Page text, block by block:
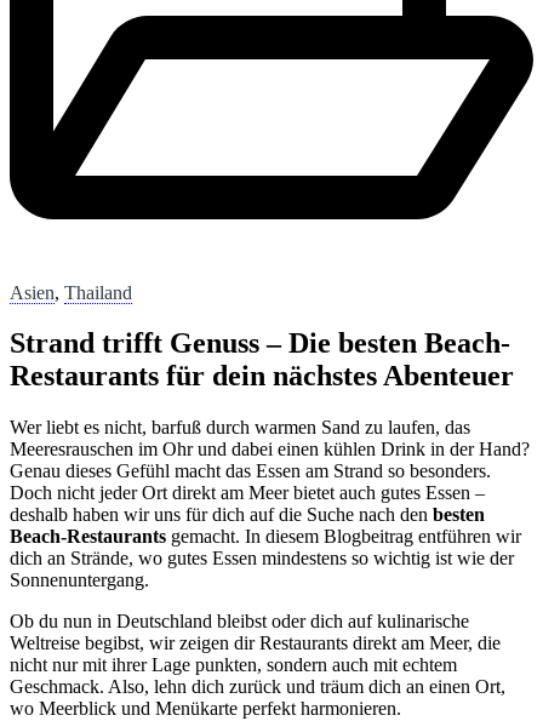
Asien, Thailand
Strand trifft Genuss – Die besten Beach-
Restaurants für dein nächstes Abenteuer
Wer liebt es nicht, barfuß durch warmen Sand zu laufen, das
Meeresrauschen im Ohr und dabei einen kühlen Drink in der Hand?
Genau dieses Gefühl macht das Essen am Strand so besonders.
Doch nicht jeder Ort direkt am Meer bietet auch gutes Essen –
deshalb haben wir uns für dich auf die Suche nach den besten
Beach-Restaurants gemacht. In diesem Blogbeitrag entführen wir
dich an Strände, wo gutes Essen mindestens so wichtig ist wie der
Sonnenuntergang.
Ob du nun in Deutschland bleibst oder dich auf kulinarische
Weltreise begibst, wir zeigen dir Restaurants direkt am Meer, die
nicht nur mit ihrer Lage punkten, sondern auch mit echtem
Geschmack. Also, lehn dich zurück und träum dich an einen Ort,
wo Meerblick und Menükarte perfekt harmonieren.